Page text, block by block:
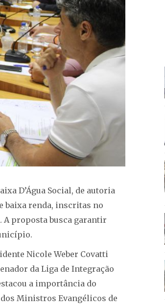
D’Água Social, de autoria
baixa renda, inscritas no
A proposta busca garantir
Nicole Weber Covatti
da Liga de Integração
a importância do
Ministros Evangélicos de